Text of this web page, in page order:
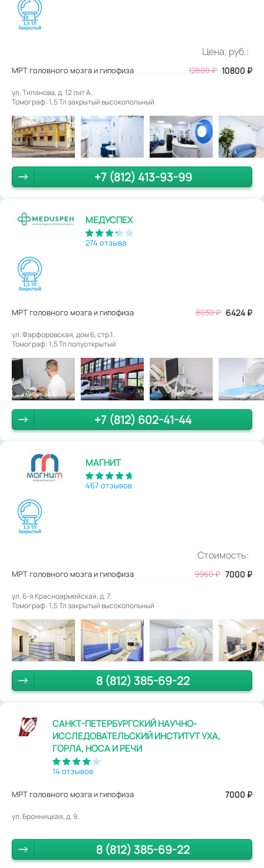
Цена, руб.:
МРТ головного мозга и гипофиза 12800₽ 10800 ₽
ул. Типанова, д. 12 лит А.
Томограф: 1,5 Тл закрытый высокопольный
+7 (812) 413-93-99
МЕДУСПЕХ
274 отзыва
МРТ головного мозга и гипофиза 8030₽ 6424₽
ул. Фарфоровская, дом 6, стр.1.
Томограф: 1,5 Тл полуоткрытый
+7 (812) 602-41-44
МАГНИТ
467 отзывов
Стоимость:
МРТ головного мозга и гипофиза 9960₽ 7000 ₽
ул. 6-я Красноармейская, д. 7.
Томограф: 1,5 Тл закрытый высокопольный
8 (812) 385-69-22
САНКТ-ПЕТЕРБУРГСКИЙ НАУЧНО-
ИССЛЕДОВАТЕЛЬСКИЙ ИНСТИТУТ УХА,
ГОРЛА, НОСА И РЕЧИ
14 отзывов
МРТ головного мозга и гипофиза 7000 ₽
ул. Бронницкая, д. 9.
8 (812) 385-69-22